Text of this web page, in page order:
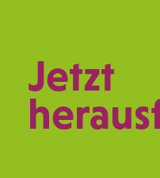
Praxismarketing
Kontakt
Jetzt